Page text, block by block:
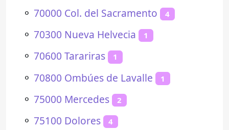
⚬ 70000 Col. del Sacramento 4
⚬ 70300 Nueva Helvecia 1
⚬ 70600 Tarariras 1
⚬ 70800 Ombúes de Lavalle 1
⚬ 75000 Mercedes 2
⚬ 75100 Dolores 4